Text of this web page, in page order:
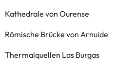
Kathedrale von Ourense
Römische Brücke von Arnuide
Thermalquellen Las Burgas